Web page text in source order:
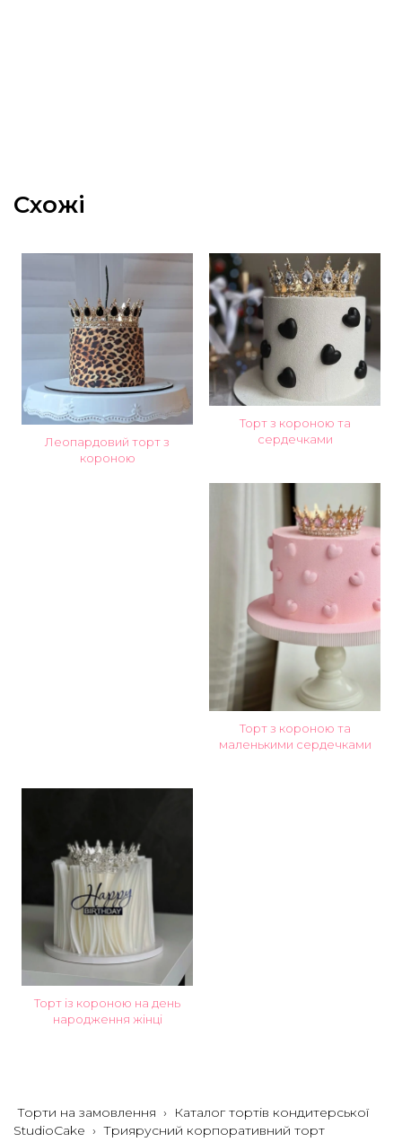
Схожі
Леопардовий торт з
короною
Торт з короною та
сердечками
Торт з короною та
маленькими сердечками
Торт із короною на день
народження жінці
Торти на замовлення › Каталог тортів кондитерської
StudioCake › Триярусний корпоративний торт